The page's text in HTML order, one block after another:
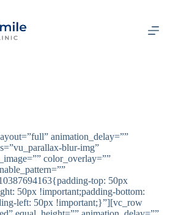
animation_delay=””
blur-img”
color_overlay=””
top: 50px
50px !important;padding-bottom:
left: 50px !important;}”][vc_row